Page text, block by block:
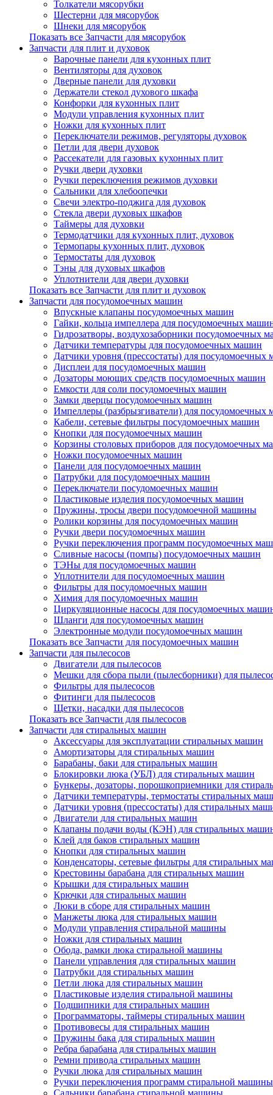
Толкатели мясорубки
Шестерни для мясорубок
Шнеки для мясорубок
Показать все Запчасти для мясорубок
Запчасти для плит и духовок
Варочные панели для кухонных плит
Вентиляторы для духовок
Дверные панели для духовки
Держатели стекол духового шкафа
Конфорки для кухонных плит
Модули управления кухонных плит
Ножки для кухонных плит
Переключатели режимов, регуляторы духовок
Петли для двери духовок
Рассекатели для газовых кухонных плит
Ручки двери духовки
Ручки переключения режимов духовки
Сальники для хлебоопечки
Свечи электро-поджига для духовок
Стекла двери духовых шкафов
Таймеры для духовки
Термодатчики для кухонных плит, духовок
Термопары кухонных плит, духовок
Термостаты для духовок
Тэны для духовых шкафов
Уплотнители для двери духовки
Показать все Запчасти для плит и духовок
Запчасти для посудомоечных машин
Впускные клапаны посудомоечных машин
Гайки, кольца импеллера для посудомоечных
Гидрозатворы, воздухозаборники посудомоечных
Датчики температуры для посудомоечных машин
Датчики уровня (прессостаты) для посудомоечных
Дисплеи для посудомоечных машин
Дозаторы моющих средств посудомоечных машин
Емкости для соли посудомоечных машин
Замки дверцы посудомоечных машин
Импеллеры (разбрызгиватели) для посудомоечных
Кабели, сетевые фильтры посудомоечных машин
Кнопки для посудомоечных машин
Корзины столовых приборов для посудомоечных
Ножки посудомоечных машин
Панели для посудомоечных машин
Патрубки для посудомоечных машин
Переключатели посудомоечных машин
Пластиковые изделия посудомоечных машин
Пружины, тросы двери посудомоечной машины
Ролики корзины для посудомоечных машин
Ручки двери посудомоечных машин
Ручки переключения программ посудомоечных
Сливные насосы (помпы) посудомоечных машин
ТЭНы для посудомоечных машин
Уплотнители для посудомоечных машин
Фильтры для посудомоечных машин
Химия для посудомоечных машин
Циркуляционные насосы для посудомоечных
Шланги для посудомоечных машин
Электронные модули посудомоечных машин
Показать все Запчасти для посудомоечных машин
Запчасти для пылесосов
Двигатели для пылесосов
Мешки для сбора пыли (пылесборники) для
Фильтры для пылесосов
Фитинги для пылесосов
Щетки, насадки для пылесосов
Показать все Запчасти для пылесосов
Запчасти для стиральных машин
Аксессуары для эксплуатации стиральных машин
Амортизаторы для стиральных машин
Барабаны, баки для стиральных машин
Блокировки люка (УБЛ) для стиральных машин
Бункеры, дозаторы, порошкоприемники для
Датчики температуры, термостаты стиральных
Датчики уровня (прессостаты) для стиральных
Двигатели для стиральных машин
Клапаны подачи воды (КЭН) для стиральных
Клей для баков стиральных машин
Кнопки для стиральных машин
Конденсаторы, сетевые фильтры для стиральных
Крестовины барабана для стиральных машин
Крышки для стиральных машин
Крючки для стиральных машин
Люки в сборе для стиральных машин
Манжеты люка для стиральных машин
Модули управления стиральной машины
Ножки для стиральных машин
Обода, рамки люка стиральной машины
Панели управления для стиральных машин
Патрубки для стиральных машин
Петли люка для стиральных машин
Пластиковые изделия стиральной машины
Подшипники для стиральных машин
Программаторы, таймеры стиральных машин
Противовесы для стиральных машин
Пружины бака для стиральных машин
Ребра барабана для стиральных машин
Ремни привода стиральных машин
Ручки люка для стиральных машин
Ручки переключения программ стиральной машины
Сальники барабана стиральной машины